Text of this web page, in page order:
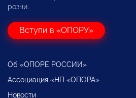
розни.
Вступи в «ОПОРУ»
Об «ОПОРЕ РОССИИ»
Ассоциация «НП «ОПОРА»
Новости